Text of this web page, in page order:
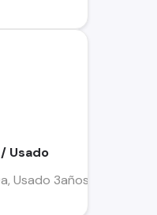
Usado
Usado 3años.